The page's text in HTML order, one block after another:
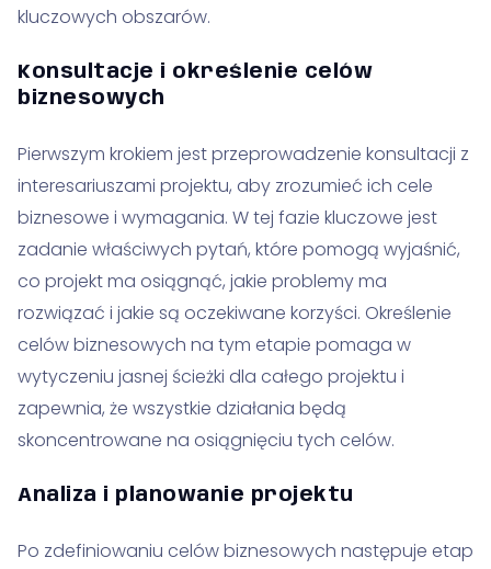
kluczowych obszarów.
Konsultacje i określenie celów
biznesowych
Pierwszym krokiem jest przeprowadzenie konsultacji z
interesariuszami projektu, aby zrozumieć ich cele
biznesowe i wymagania. W tej fazie kluczowe jest
zadanie właściwych pytań, które pomogą wyjaśnić,
co projekt ma osiągnąć, jakie problemy ma
rozwiązać i jakie są oczekiwane korzyści. Określenie
celów biznesowych na tym etapie pomaga w
wytyczeniu jasnej ścieżki dla całego projektu i
zapewnia, że wszystkie działania będą
skoncentrowane na osiągnięciu tych celów.
Analiza i planowanie projektu
Po zdefiniowaniu celów biznesowych następuje etap